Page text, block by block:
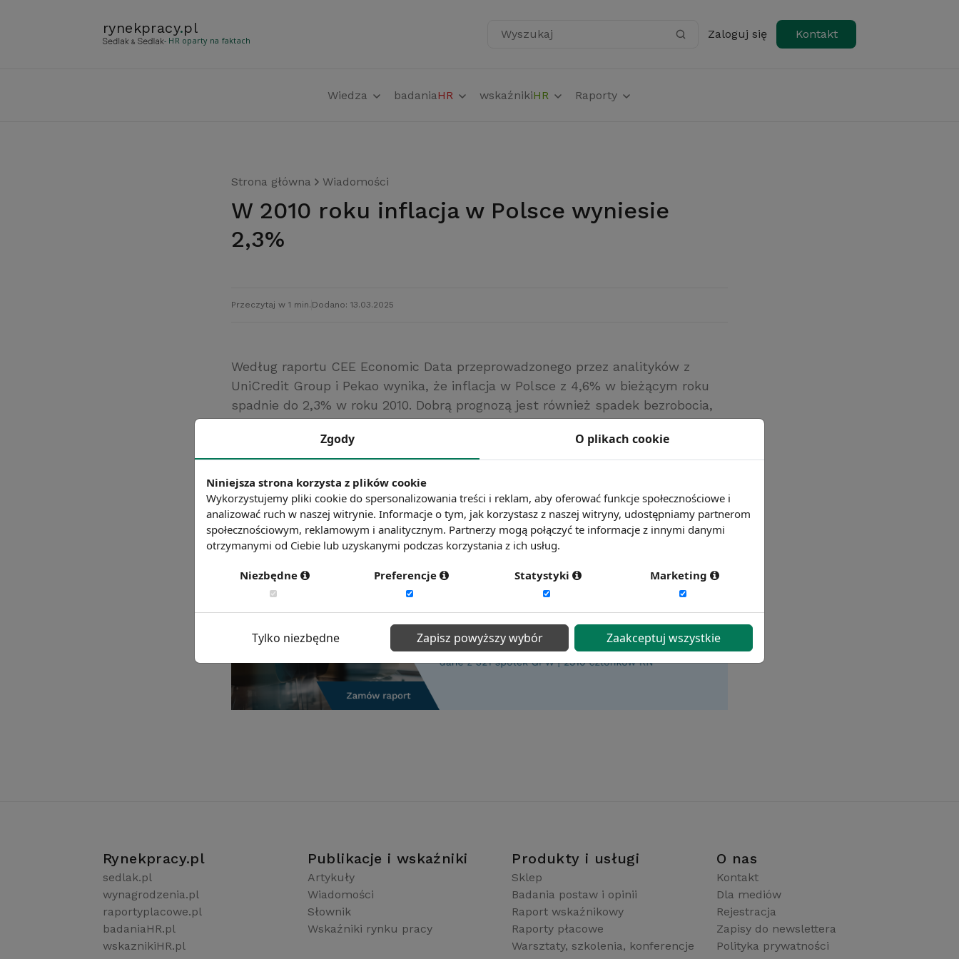
rynekpracy.pl
- HR oparty na faktach Wyszukaj Zaloguj się Kontakt
Wiedza badaniaHR wskaźnikiHR Raporty
Strona główna Wiadomości
W 2010 roku inflacja w Polsce wyniesie
2,3%
Przeczytaj w 1 min. Dodano: 13.03.2025
Według raportu CEE Economic Data przeprowadzonego przez analityków z
UniCredit Group i Pekao wynika, że inflacja w Polsce z 4,6% w bieżącym roku
spadnie do 2,3% w roku 2010. Dobrą prognozą jest również spadek bezrobocia,
Źródło: bankaustria.at
Chcesz wiedzieć więcej?Zobacz więcej wiadomości
Rynekpracy.pl
sedlak.pl
wynagrodzenia.pl
raportyplacowe.pl
badaniaHR.pl
wskaznikiHR.pl
Publikacje i wskaźniki
Artykuły
Wiadomości
Słownik
Wskaźniki rynku pracy
Produkty i usługi
Sklep
Badania postaw i opinii
Raport wskaźnikowy
Raporty płacowe
Warsztaty, szkolenia, konferencje
O nas
Kontakt
Dla mediów
Rejestracja
Zapisy do newslettera
Polityka prywatności
Zgody O plikach cookie
Niniejsza strona korzysta z plików cookie
Wykorzystujemy pliki cookie do spersonalizowania treści i reklam, aby oferować funkcje społecznościowe i
analizować ruch w naszej witrynie. Informacje o tym, jak korzystasz z naszej witryny, udostępniamy partnerom
społecznościowym, reklamowym i analitycznym. Partnerzy mogą połączyć te informacje z innymi danymi
otrzymanymi od Ciebie lub uzyskanymi podczas korzystania z ich usług.
Niezbędne Preferencje Statystyki Marketing
Tylko niezbędne Zapisz powyższy wybór Zaakceptuj wszystkie